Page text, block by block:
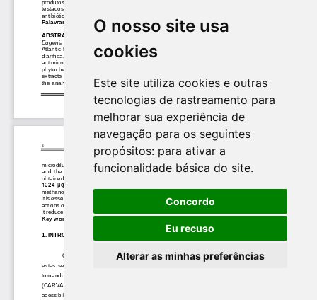
O nosso site usa
cookies
Este site utiliza cookies e outras
tecnologias de rastreamento para
melhorar sua experiência de
navegação para os seguintes
propósitos: para ativar a
funcionalidade básica do site.
Concordo
Eu recuso
Alterar as minhas preferências